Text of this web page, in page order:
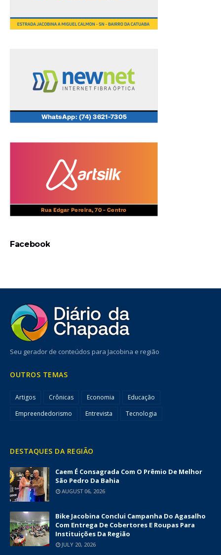
Facebook
Seu gerador de conteúdos para Jacobina e região
OUTROS TEMAS
Artigos Crônicas Economia
Educação
Empreendedorismo
Entrevista Tecnologia
DESTAQUES DA REGIÃO
Caem É Consagrada Com O Prêmio De Melhor
São Pedro Da Bahia
AUGUST 06, 2026
Bike Jacobina Conclui Campanha Do Agasalho
Com Entrega De Cobertores E Roupas Para
Instituições Da Região
JULY 20, 2026